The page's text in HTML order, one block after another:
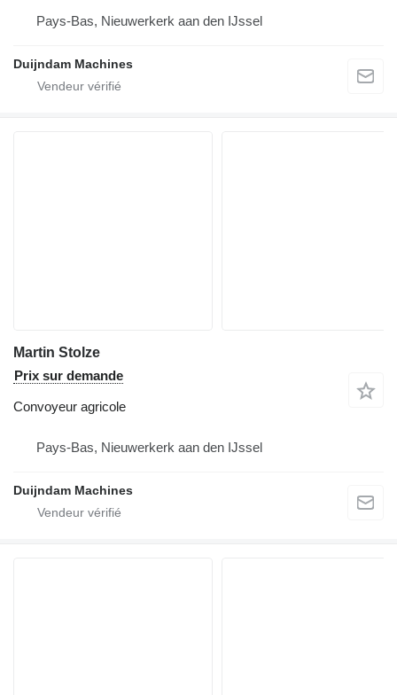
Pays-Bas, Nieuwerkerk aan den IJssel
Duijndam Machines
Martin Stolze
Prix sur demande
Convoyeur agricole
Pays-Bas, Nieuwerkerk aan den IJssel
Duijndam Machines